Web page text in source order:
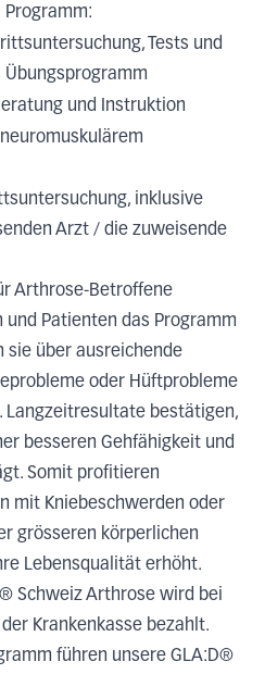
Programm:
Tests und
Übungsprogramm
und Instruktion
inklusive
Arzt / die zuweisende
Arthrose-Betroffene
Patienten das Programm
sie über ausreichende
oder Hüftprobleme
Langzeitresultate bestätigen,
besseren Gehfähigkeit und
Somit profitieren
mit Kniebeschwerden oder
grösseren körperlichen
Lebensqualität erhöht.
Schweiz Arthrose wird bei
Krankenkasse bezahlt.
führen unsere GLA:D®